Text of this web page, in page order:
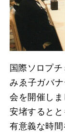
国際ソロプ
みゑ子ガバ
会を開催し
安堵すると
有意義な時